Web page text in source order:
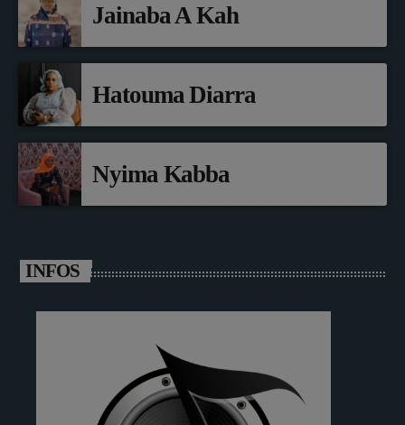
Jainaba A Kah
Hatouma Diarra
Nyima Kabba
INFOS